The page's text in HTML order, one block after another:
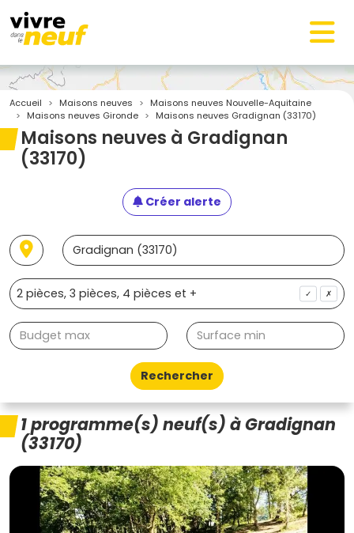
Accueil Maisons neuves
Maisons neuves Nouvelle-Aquitaine
Maisons neuves Gironde
Maisons neuves Gradignan (33170)
Maisons neuves à Gradignan
(33170)
Créer alerte
✓ ✗
Rechercher
1 programme(s) neuf(s) à Gradignan
(33170)